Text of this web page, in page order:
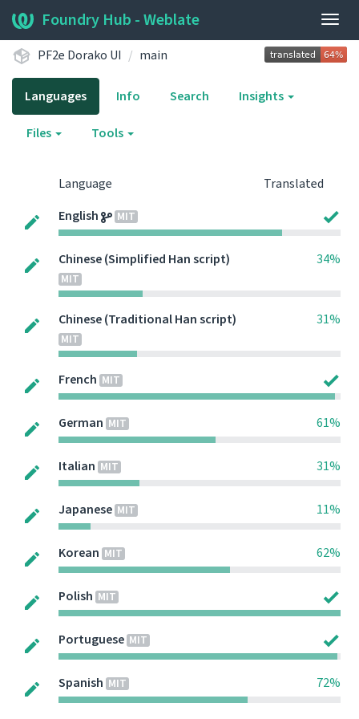
Foundry Hub - Weblate
PF2e Dorako UI main
Languages Info Search Insights
Files Tools
Language
Translated
English
MIT
Chinese (Simplified Han script)
MIT
34%
Chinese (Traditional Han script)
MIT
31%
French MIT
German MIT 61%
Italian MIT 31%
Japanese MIT 11%
Korean MIT 62%
Polish MIT
Portuguese MIT
Spanish MIT 72%